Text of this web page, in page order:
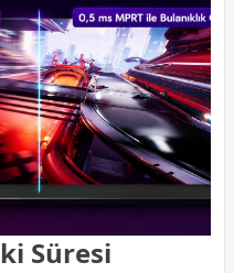
Süresi